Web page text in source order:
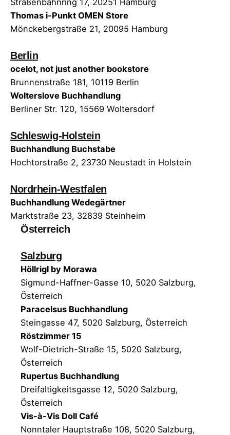
Straßenbahnring 17, 20251 Hamburg
Thomas i-Punkt OMEN Store
Mönckebergstraße 21, 20095 Hamburg
Berlin
ocelot, not just another bookstore
Brunnenstraße 181, 10119 Berlin
Wolterslove Buchhandlung
Berliner Str. 120, 15569 Woltersdorf
Schleswig-Holstein
Buchhandlung Buchstabe
Hochtorstraße 2, 23730 Neustadt in Holstein
Nordrhein-Westfalen
Buchhandlung Wedegärtner
Marktstraße 23, 32839 Steinheim
Österreich
Salzburg
Höllrigl by Morawa
Sigmund-Haffner-Gasse 10, 5020 Salzburg,
Österreich
Paracelsus Buchhandlung
Steingasse 47, 5020 Salzburg, Österreich
Röstzimmer 15
Wolf-Dietrich-Straße 15, 5020 Salzburg,
Österreich
Rupertus Buchhandlung
Dreifaltigkeitsgasse 12, 5020 Salzburg,
Österreich
Vis-à-Vis Doll Café
Nonntaler Hauptstraße 108, 5020 Salzburg,